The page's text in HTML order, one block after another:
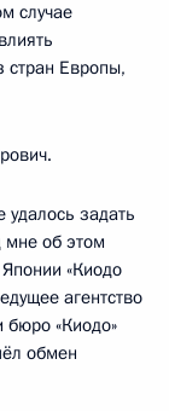
случае
стран Европы,
задать
мне об этом
«Киодо
агентство
бюро «Киодо»
обмен